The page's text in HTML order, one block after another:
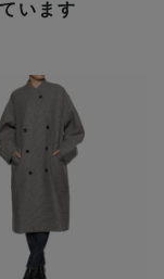
います